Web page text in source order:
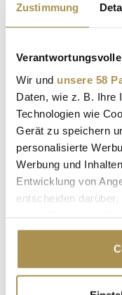
Zustimmung
Wir und unsere 58
Daten, wie z. B. Ihre
Technologien wie
Gerät zu speichern
personalisierte
Werbung und
Entwicklung von
entscheiden
Cookie-Erklärung
Trigger Symbol
ZURÜCK
Advertisement